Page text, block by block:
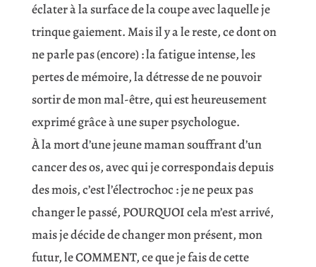
éclater à la surface de la coupe avec laquelle je
trinque gaiement. Mais il y a le reste, ce dont on
ne parle pas (encore) : la fatigue intense, les
pertes de mémoire, la détresse de ne pouvoir
sortir de mon mal-être, qui est heureusement
exprimé grâce à une super psychologue.
À la mort d’une jeune maman souffrant d’un
cancer des os, avec qui je correspondais depuis
des mois, c’est l’électrochoc : je ne peux pas
changer le passé, POURQUOI cela m’est arrivé,
mais je décide de changer mon présent, mon
futur, le COMMENT, ce que je fais de cette